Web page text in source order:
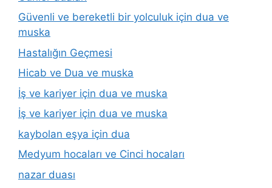
Güvenli ve bereketli bir yolculuk için dua ve
muska
Hastalığın Geçmesi
Hicab ve Dua ve muska
İş ve kariyer için dua ve muska
İş ve kariyer için dua ve muska
kaybolan eşya için dua
Medyum hocaları ve Cinci hocaları
nazar duası